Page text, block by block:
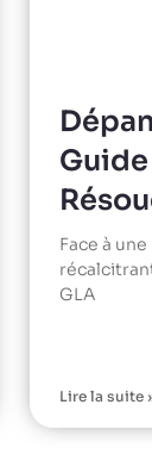
Face à
GLA
Lire la suite